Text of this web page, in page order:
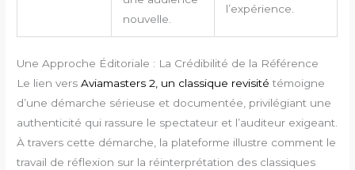
nouvelle.
l’expérience.
Une Approche Éditoriale : La Crédibilité de la Référence
Le lien versAviamasters 2, un classique revisité témoigne
d’une démarche sérieuse et documentée, privilégiant une
authenticité qui rassure le spectateur et l’auditeur exigeant.
À travers cette démarche, la plateforme illustre comment le
travail de réflexion sur la réinterprétation des classiques